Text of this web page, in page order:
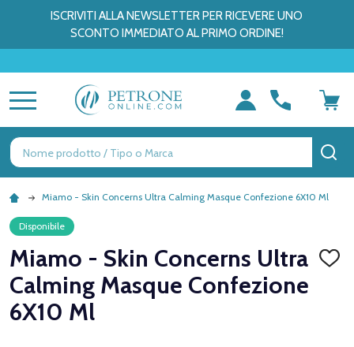
ISCRIVITI ALLA NEWSLETTER PER RICEVERE UNO
SCONTO IMMEDIATO AL PRIMO ORDINE!
Ricerca
Miamo - Skin Concerns Ultra Calming Masque Confezione 6X10 Ml
Disponibile
Miamo - Skin Concerns Ultra
Calming Masque Confezione
6X10 Ml